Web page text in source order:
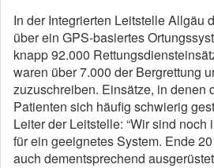
In der Integrierten Leitstelle Allgäu
über ein GPS-basiertes
knapp 92.000
waren über 7.000 der Bergrettung
zuzuschreiben. Einsätze, in denen
Patienten sich häufig schwierig
Leiter der Leitstelle: “Wir sind noch
für ein geeignetes System. Ende
auch dementsprechend